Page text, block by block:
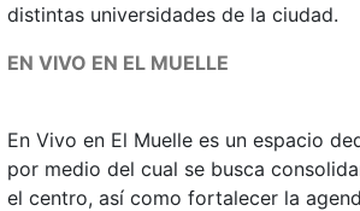
distintas universidades de la ciudad.
EN VIVO EN EL MUELLE
En Vivo en El Muelle es un espacio
por medio del cual se busca
el centro, así como fortalecer la